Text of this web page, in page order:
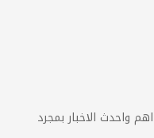
واحدث الاخبار بمجرد